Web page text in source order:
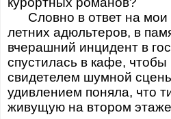
Словно в ответ на мои
летних адюльтеров, в
вчерашний инцидент в
спустилась в кафе,
свидетелем шумной
удивлением поняла, что
живущую на втором